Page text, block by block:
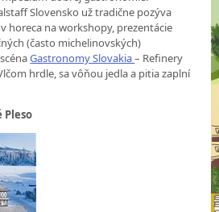
Slovensko už tradične pozýva
horeca na workshopy, prezentácie
(často michelinovských)
Gastronomy Slovakia– Refinery
hrdle, sa vôňou jedla a pitia zaplní
Pleso